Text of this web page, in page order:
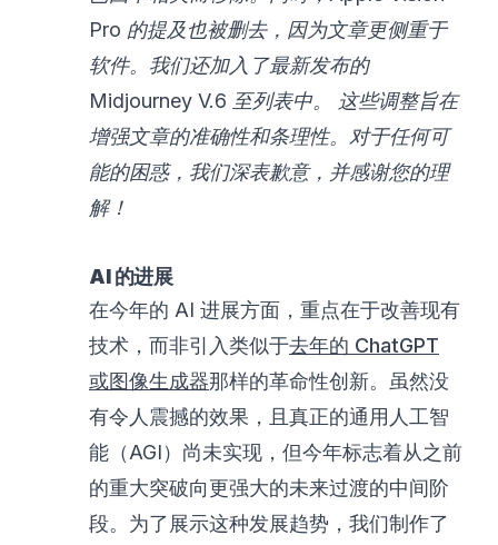
Pro 的提及也被删去，因为文章更侧重于
软件。我们还加入了最新发布的
Midjourney V.6 至列表中。
这些调整旨在
增强文章的准确性和条理性。对于任何可
能的困惑，我们深表歉意，并感谢您的理
解！
AI 的进展
在今年的 AI 进展方面，重点在于改善现有
技术，而非引入类似于去年的 ChatGPT
或图像生成器那样的革命性创新。虽然没
有令人震撼的效果，且真正的通用人工智
能（AGI）尚未实现，但今年标志着从之前
的重大突破向更强大的未来过渡的中间阶
段。为了展示这种发展趋势，我们制作了